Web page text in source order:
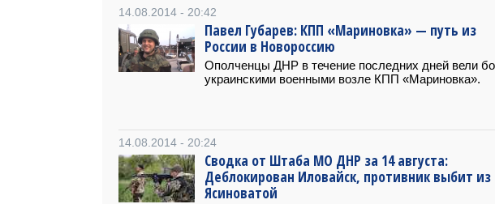
14.08.2014 - 20:42
Павел Губарев: КПП «Мариновка» — путь из
России в Новороссию
Ополченцы ДНР в течение последних дней вели
украинскими военными возле КПП «Мариновка».
14.08.2014 - 20:24
Сводка от Штаба МО ДНР за 14 августа:
Деблокирован Иловайск, противник выбит из
Ясиноватой